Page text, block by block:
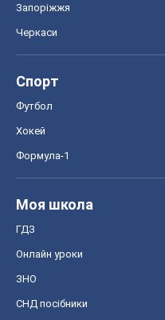
Запоріжжя
Черкаси
Спорт
Футбол
Хокей
Формула-1
Моя школа
ГДЗ
Онлайн уроки
ЗНО
СНД посібники